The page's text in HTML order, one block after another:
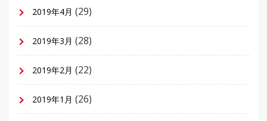
2019年4月 (29)
2019年3月 (28)
2019年2月 (22)
2019年1月 (26)